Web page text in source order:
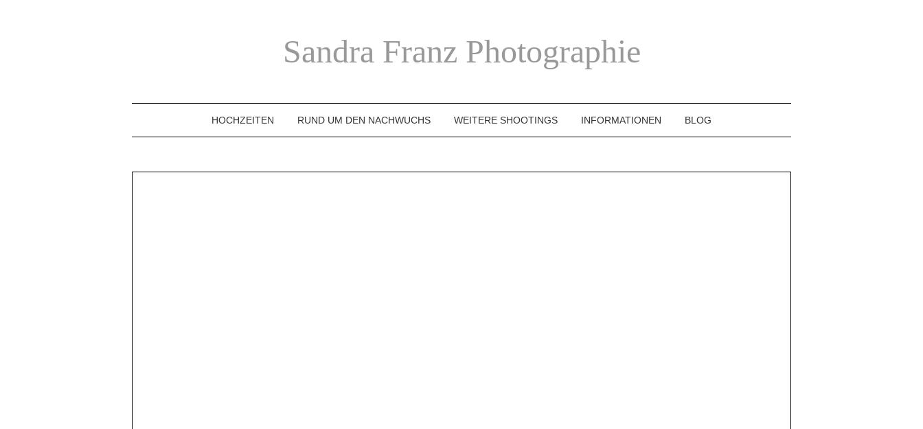
Sandra Franz Photographie
HOCHZEITEN RUND UM DEN NACHWUCHS WEITERE SHOOTINGS INFORMATIONEN BLOG